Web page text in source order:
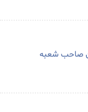
صاحب شعبه